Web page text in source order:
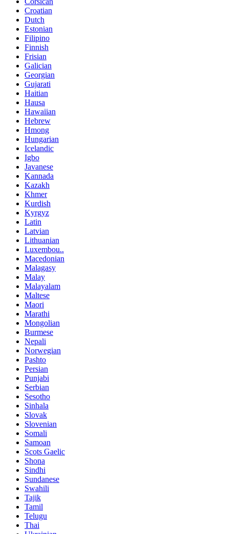
Croatian
Dutch
Estonian
Filipino
Finnish
Frisian
Galician
Georgian
Gujarati
Haitian
Hausa
Hawaiian
Hebrew
Hmong
Hungarian
Icelandic
Igbo
Javanese
Kannada
Kazakh
Khmer
Kurdish
Kyrgyz
Latin
Latvian
Lithuanian
Luxembou..
Macedonian
Malagasy
Malay
Malayalam
Maltese
Maori
Marathi
Mongolian
Burmese
Nepali
Norwegian
Pashto
Persian
Punjabi
Serbian
Sesotho
Sinhala
Slovak
Slovenian
Somali
Samoan
Scots Gaelic
Shona
Sindhi
Sundanese
Swahili
Tajik
Tamil
Telugu
Thai